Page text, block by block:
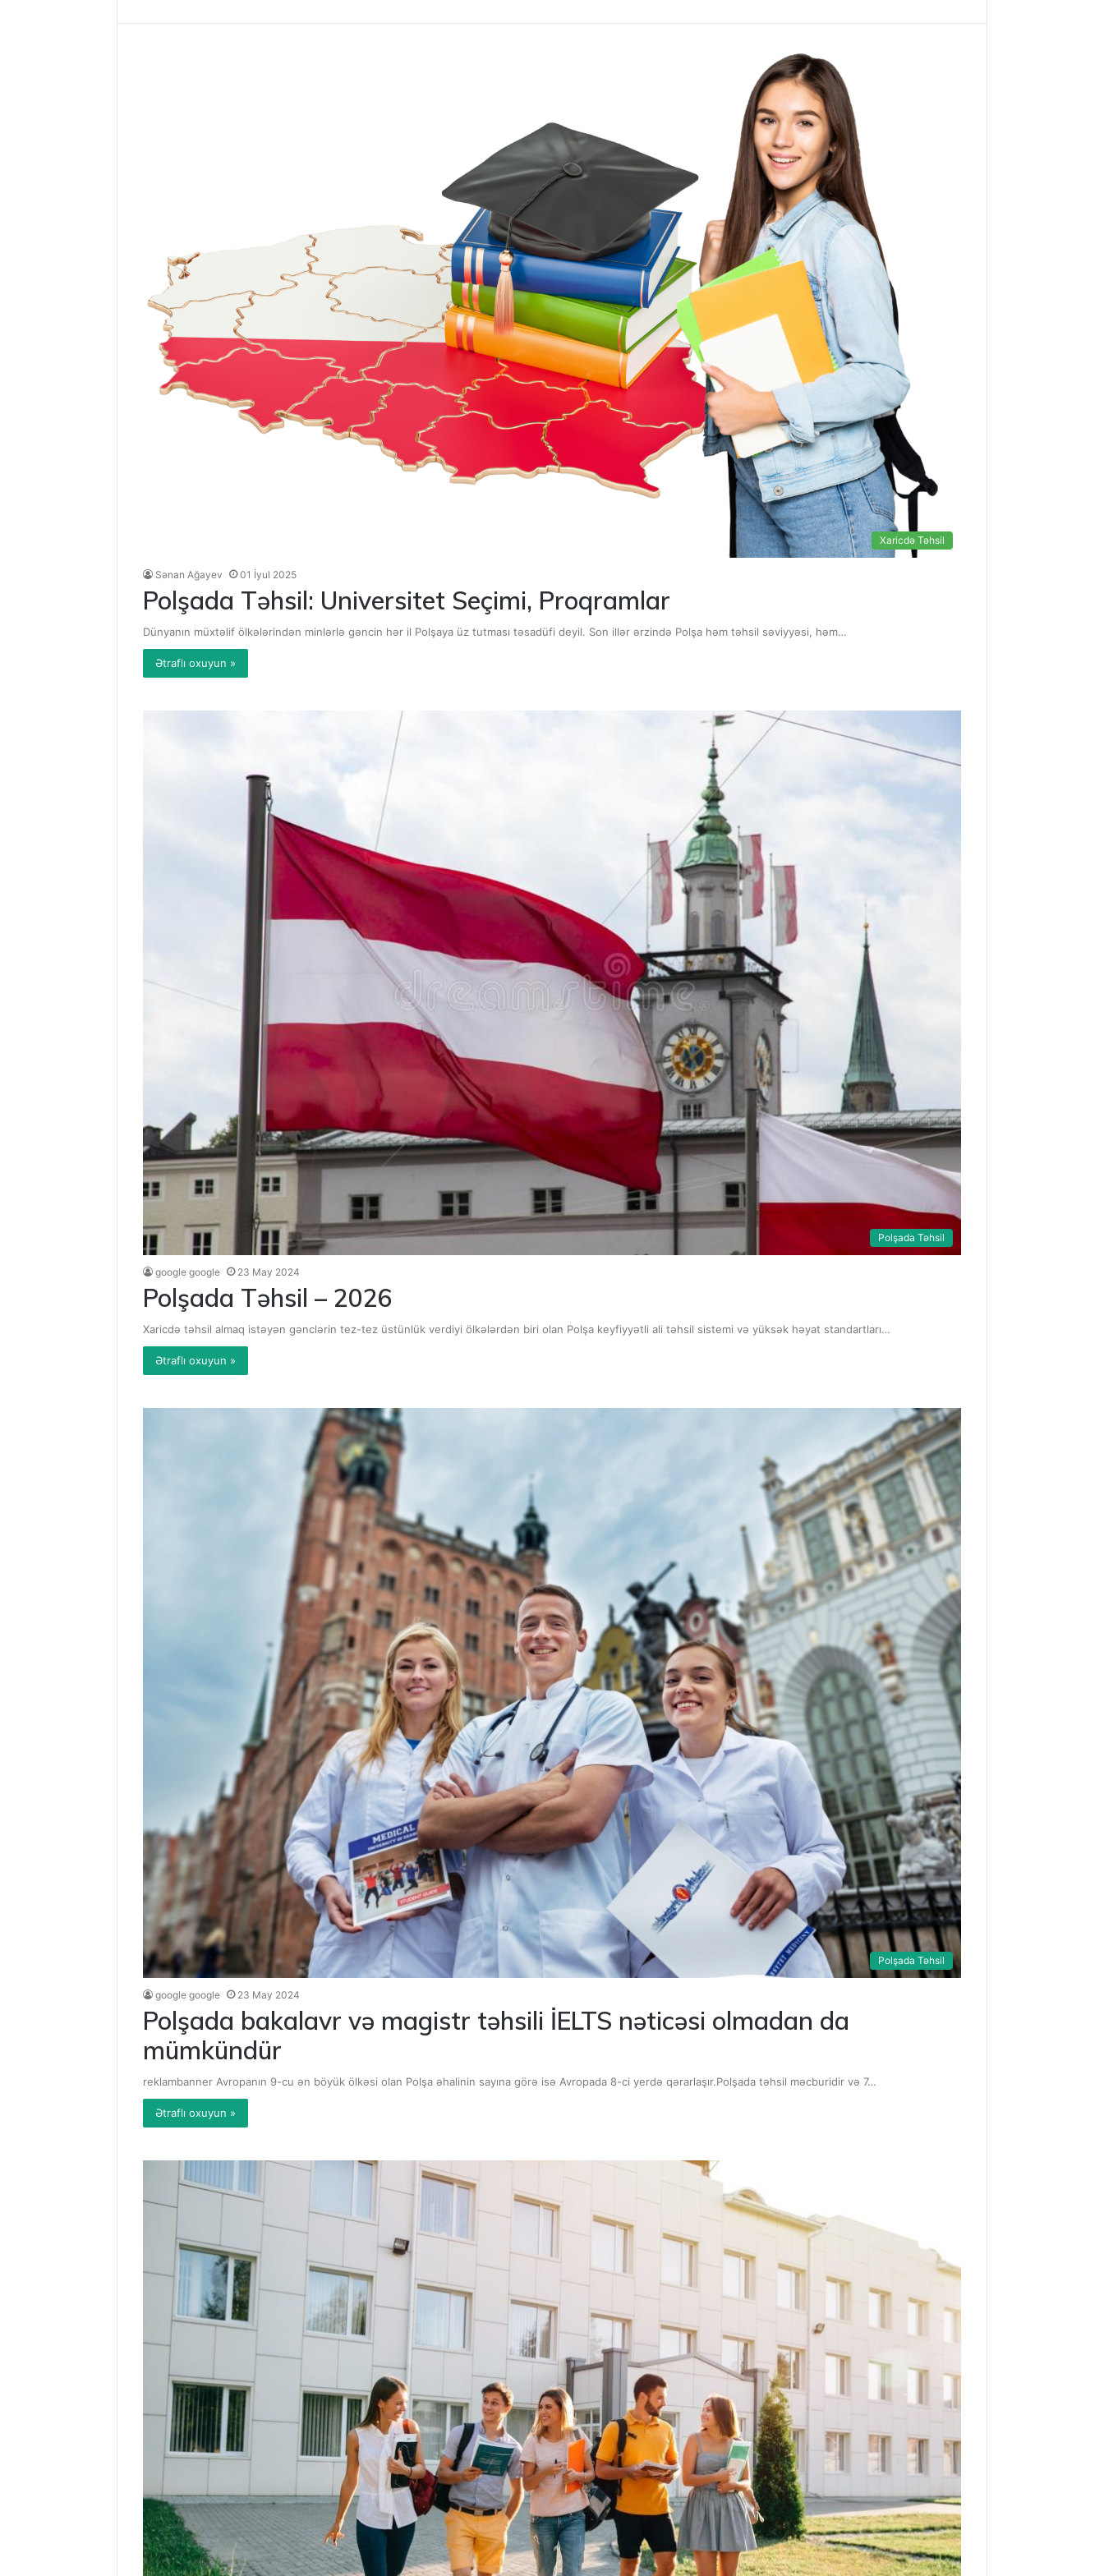
Xaricdə Təhsil
Sənan Ağayev 01 İyul 2025
Polşada Təhsil: Universitet Seçimi, Proqramlar
Dünyanın müxtəlif ölkələrindən minlərlə gəncin hər il Polşaya üz tutması təsadüfi deyil. Son illər ərzində Polşa həm təhsil səviyyəsi, həm…
Ətraflı oxuyun »
Polşada Təhsil
google google 23 May 2024
Polşada Təhsil – 2026
Xaricdə təhsil almaq istəyən gənclərin tez-tez üstünlük verdiyi ölkələrdən biri olan Polşa keyfiyyətli ali təhsil sistemi və yüksək həyat standartları…
Ətraflı oxuyun »
Polşada Təhsil
google google 23 May 2024
Polşada bakalavr və magistr təhsili İELTS nəticəsi olmadan da
mümkündür
reklambanner Avropanın 9-cu ən böyük ölkəsi olan Polşa əhalinin sayına görə isə Avropada 8-ci yerdə qərarlaşır.Polşada təhsil məcburidir və 7…
Ətraflı oxuyun »